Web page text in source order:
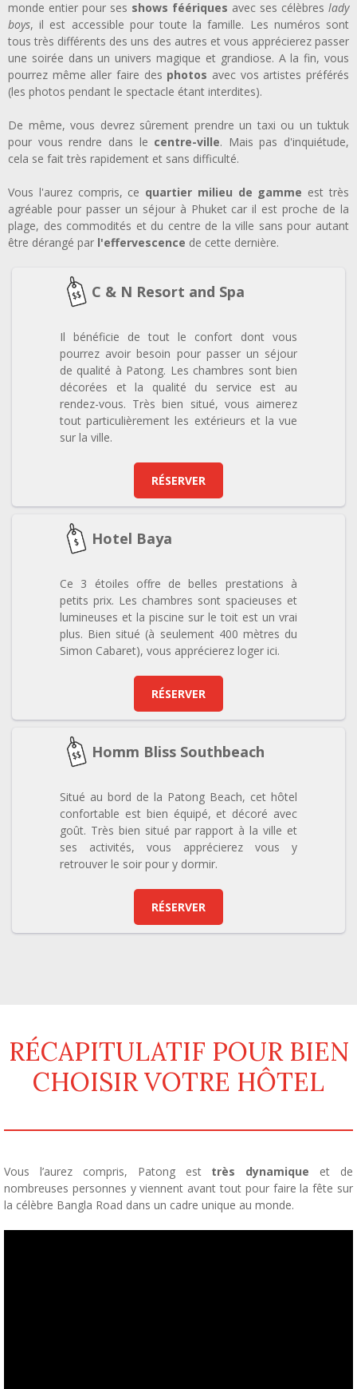
monde entier pour ses shows féériques avec ses célèbres lady
boys, il est accessible pour toute la famille. Les numéros sont
tous très différents des uns des autres et vous apprécierez passer
une soirée dans un univers magique et grandiose. A la fin, vous
pourrez même aller faire des photos avec vos artistes préférés
(les photos pendant le spectacle étant interdites).
De même, vous devrez sûrement prendre un taxi ou un tuktuk
pour vous rendre dans le centre-ville. Mais pas d'inquiétude,
cela se fait très rapidement et sans difficulté.
Vous l'aurez compris, ce quartier milieu de gamme est très
agréable pour passer un séjour à Phuket car il est proche de la
plage, des commodités et du centre de la ville sans pour autant
être dérangé par l'effervescence de cette dernière.
C & N Resort and Spa
Il bénéficie de tout le confort dont vous
pourrez avoir besoin pour passer un séjour
de qualité à Patong. Les chambres sont bien
décorées et la qualité du service est au
rendez-vous. Très bien situé, vous aimerez
tout particulièrement les extérieurs et la vue
sur la ville.
RÉSERVER
Hotel Baya
Ce 3 étoiles offre de belles prestations à
petits prix. Les chambres sont spacieuses et
lumineuses et la piscine sur le toit est un vrai
plus. Bien situé (à seulement 400 mètres du
Simon Cabaret), vous apprécierez loger ici.
RÉSERVER
Homm Bliss Southbeach
Situé au bord de la Patong Beach, cet hôtel
confortable est bien équipé, et décoré avec
goût. Très bien situé par rapport à la ville et
ses activités, vous apprécierez vous y
retrouver le soir pour y dormir.
RÉSERVER
RÉCAPITULATIF POUR BIEN
CHOISIR VOTRE HÔTEL
Vous l’aurez compris, Patong esttrès dynamique et de
nombreuses personnes y viennent avant tout pour faire la fête sur
la célèbre Bangla Road dans un cadre unique au monde.